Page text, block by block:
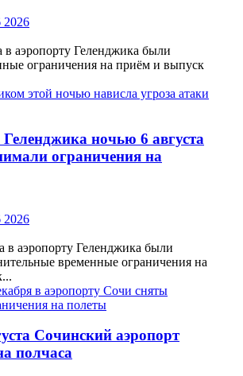
2026
в аэропорту Геленджика были
ограничения на приём и выпуск
ночью 6 августа
ограничения на
2026
в аэропорту Геленджика были
временные ограничения на
Сочинский аэропорт
полчаса